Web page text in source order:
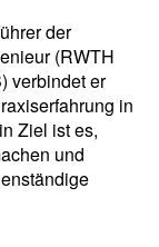
der
(RWTH
verbindet er
in
Ziel ist es,
und